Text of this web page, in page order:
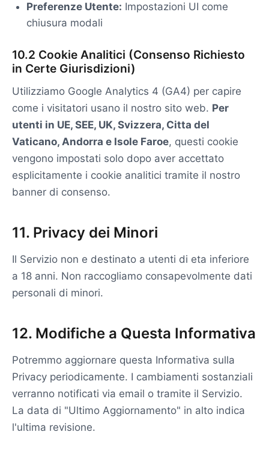
Preferenze Utente: Impostazioni UI come
chiusura modali
10.2 Cookie Analitici (Consenso Richiesto
in Certe Giurisdizioni)
Utilizziamo Google Analytics 4 (GA4) per capire
come i visitatori usano il nostro sito web. Per
utenti in UE, SEE, UK, Svizzera, Citta del
Vaticano, Andorra e Isole Faroe, questi cookie
vengono impostati solo dopo aver accettato
esplicitamente i cookie analitici tramite il nostro
banner di consenso.
11. Privacy dei Minori
Il Servizio non e destinato a utenti di eta inferiore
a 18 anni. Non raccogliamo consapevolmente dati
personali di minori.
12. Modifiche a Questa Informativa
Potremmo aggiornare questa Informativa sulla
Privacy periodicamente. I cambiamenti sostanziali
verranno notificati via email o tramite il Servizio.
La data di "Ultimo Aggiornamento" in alto indica
l'ultima revisione.